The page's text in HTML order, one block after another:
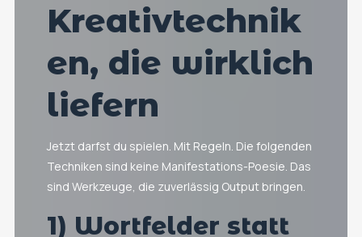
Kreativtechnik
en, die wirklich
liefern
Jetzt darfst du spielen. Mit Regeln. Die folgenden
Techniken sind keine Manifestations-Poesie. Das
sind Werkzeuge, die zuverlässig Output bringen.
1) Wortfelder statt